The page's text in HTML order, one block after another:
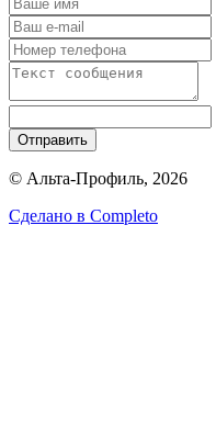
Отправить
© Альта-Профиль, 2026
Сделано в Completo